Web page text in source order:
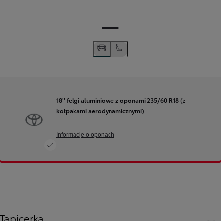
18'' felgi aluminiowe z oponami 235/60 R18 (z
kołpakami aerodynamicznymi)
Informacje o oponach
Tapicerka